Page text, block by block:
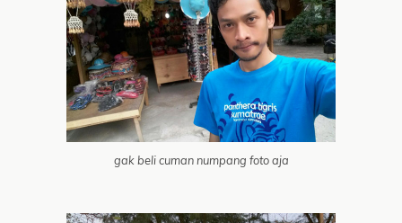
gak beli cuman numpang foto aja